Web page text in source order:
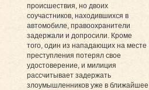
происшествия, но двоих
соучастников, находившихся в
автомобиле, правоохранители
задержали и допросили. Кроме
того, один из нападающих на месте
преступления потерял свое
удостоверение, и милиция
рассчитывает задержать
злоумышленников уже в ближайшее